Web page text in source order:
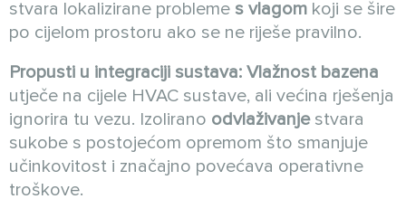
stvara lokalizirane probleme s vlagom koji se šire
po cijelom prostoru ako se ne riješe pravilno.
Propusti u integraciji sustava: Vlažnost bazena
utječe na cijele HVAC sustave, ali većina rješenja
ignorira tu vezu. Izolirano odvlaživanjestvara
sukobe s postojećom opremom što smanjuje
učinkovitost i značajno povećava operativne
troškove.